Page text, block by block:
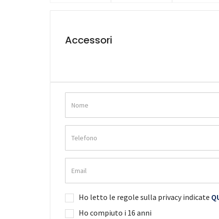
Accessori
Ho letto le regole sulla privacy indicate
Ho compiuto i 16 anni